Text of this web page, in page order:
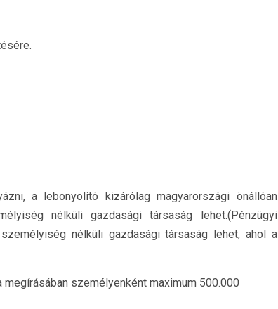
a lebonyolító kizárólag magyarországi önállóan
nélküli gazdasági társaság lehet.(Pénzügyi
nélküli gazdasági társaság lehet, ahol a
személyenként maximum 500.000